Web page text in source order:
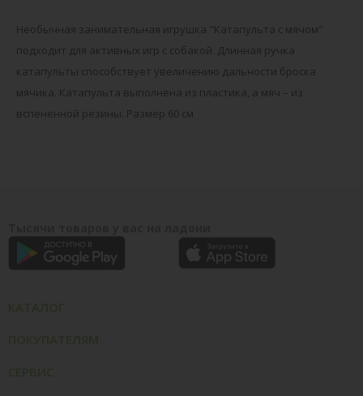
Необычная занимательная игрушка "Катапульта с мячом"
подходит для активных игр с собакой. Длинная ручка
катапульты способствует увеличению дальности броска
мячика. Катапульта выполнена из пластика, а мяч – из
вспененной резины. Размер 60 см